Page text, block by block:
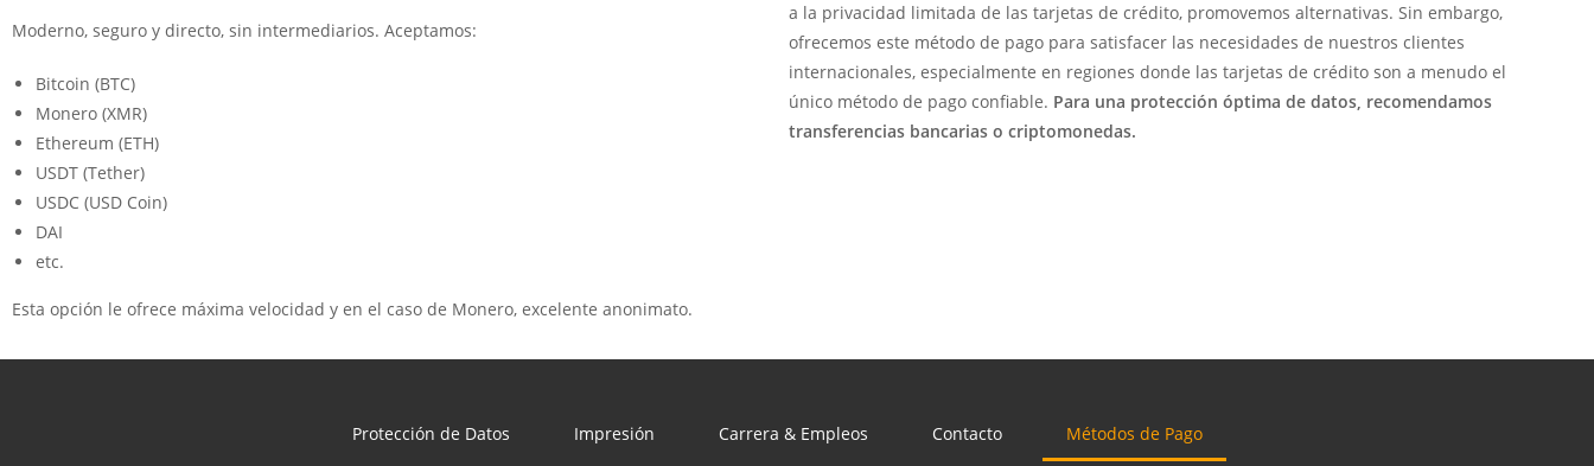
Moderno, seguro y directo, sin intermediarios. Aceptamos:
Bitcoin (BTC)
Monero (XMR)
Ethereum (ETH)
USDT (Tether)
USDC (USD Coin)
DAI
etc.
Esta opción le ofrece máxima velocidad y en el caso de Monero, excelente anonimato.
a la privacidad limitada de las tarjetas de crédito, promovemos alternativas. Sin embargo,
ofrecemos este método de pago para satisfacer las necesidades de nuestros clientes
internacionales, especialmente en regiones donde las tarjetas de crédito son a menudo el
único método de pago confiable. Para una protección óptima de datos, recomendamos
transferencias bancarias o criptomonedas.
Protección de Datos Impresión Carrera & Empleos Contacto Métodos de Pago